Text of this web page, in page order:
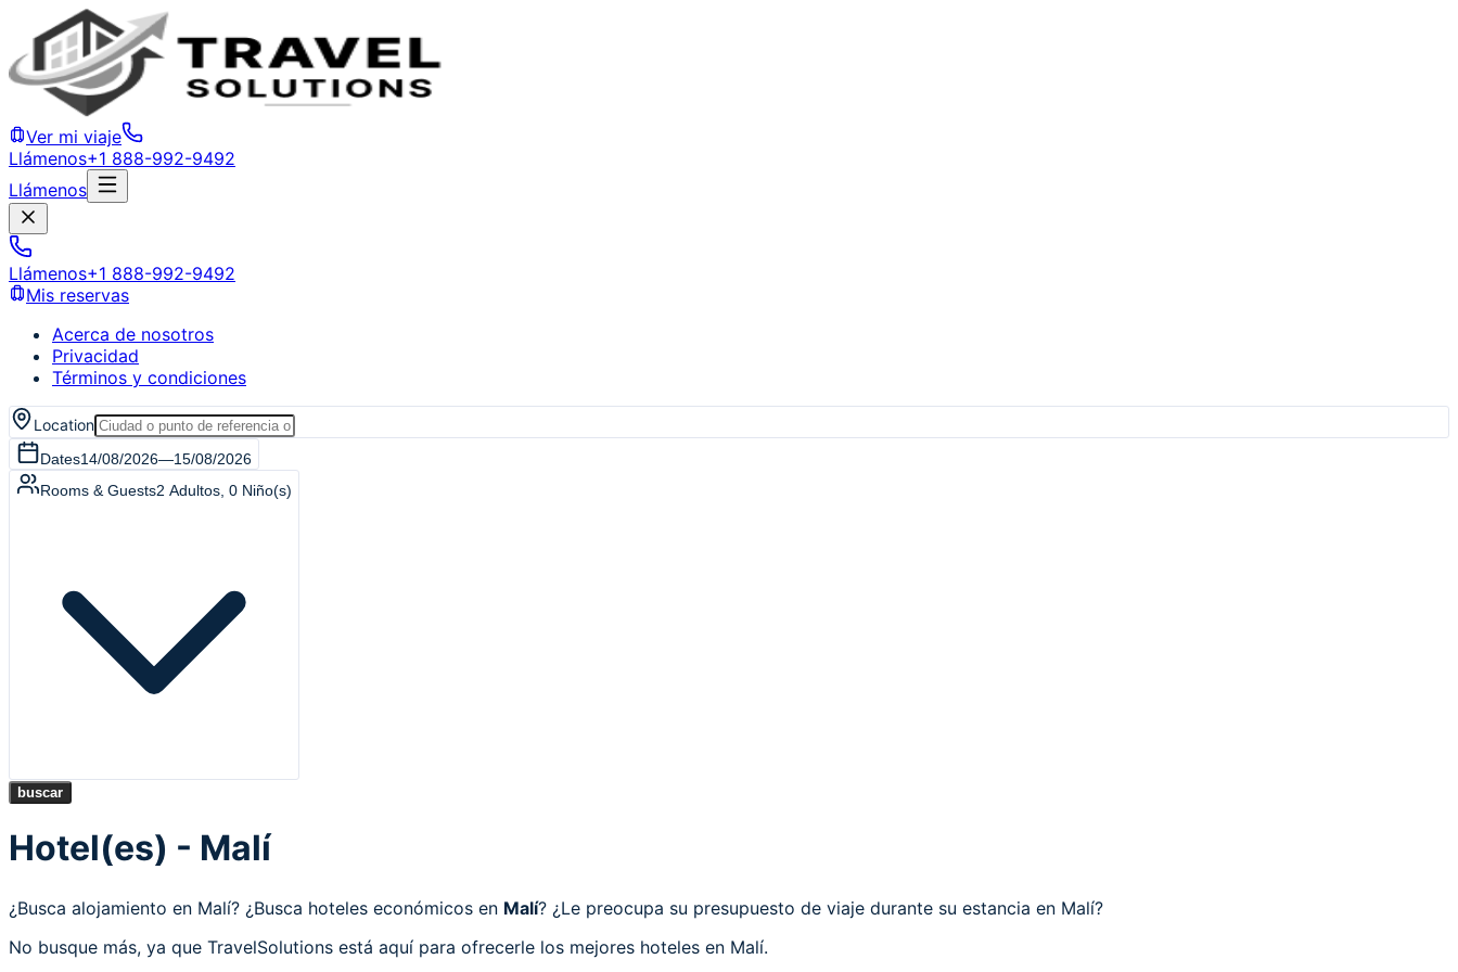
Ver mi viaje
Llámenos+1 888-992-9492
Llámenos
Llámenos+1 888-992-9492
Mis reservas
Acerca de nosotros
Privacidad
Términos y condiciones
Location
Dates14/08/2026—15/08/2026
Rooms & Guests2 Adultos 0 Niño(s)
buscar
Hotel(es) - Malí
¿Busca alojamiento en Malí? ¿Busca hoteles económicos en Malí? ¿Le preocupa su presupuesto de viaje durante su estancia en Malí?
No busque más, ya que TravelSolutions está aquí para ofrecerle los mejores hoteles en Malí.